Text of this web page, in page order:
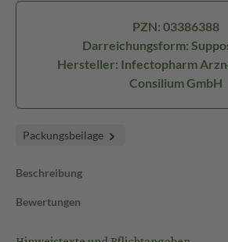
PZN: 03386388
Darreichungsform:
Hersteller: Infectopharm
Consilium GmbH
Packungsbeilage
Beschreibung
Bewertungen